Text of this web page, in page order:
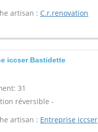
artisan : C.r.renovation
iccser Bastidette
31
réversible -
artisan : Entreprise iccser